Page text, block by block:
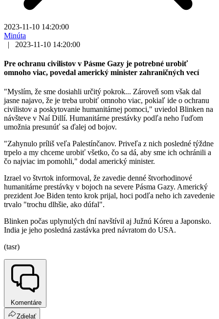
2023-11-10 14:20:00
Minúta
|
2023-11-10 14:20:00
Pre ochranu civilistov v Pásme Gazy je potrebné urobiť
omnoho viac, povedal americký minister zahraničných vecí
"Myslím, že sme dosiahli určitý pokrok... Zároveň som však dal
jasne najavo, že je treba urobiť omnoho viac, pokiaľ ide o ochranu
civilistov a poskytovanie humanitárnej pomoci," uviedol Blinken na
návšteve v Naí Dillí. Humanitárne prestávky podľa neho ľuďom
umožnia presunúť sa ďalej od bojov.
"Zahynulo príliš veľa Palestínčanov. Priveľa z nich posledné týždne
trpelo a my chceme urobiť všetko, čo sa dá, aby sme ich ochránili a
čo najviac im pomohli," dodal americký minister.
Izrael vo štvrtok informoval, že zavedie denné štvorhodinové
humanitárne prestávky v bojoch na severe Pásma Gazy. Americký
prezident Joe Biden tento krok prijal, hoci podľa neho ich zavedenie
trvalo "trochu dlhšie, ako dúfal".
Blinken počas uplynulých dní navštívil aj Južnú Kóreu a Japonsko.
India je jeho posledná zastávka pred návratom do USA.
(tasr)
Komentáre
Zdielať